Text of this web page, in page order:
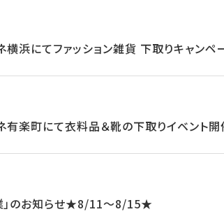
横浜にてファッション雑貨 下取りキャンペ
有楽町にて衣料品＆靴の下取りイベント開
業」のお知らせ★8/11～8/15★